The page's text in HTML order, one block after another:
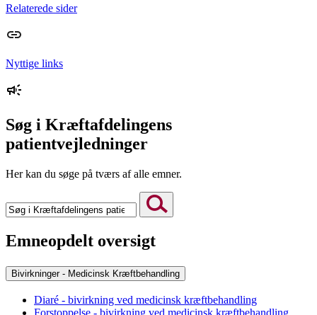
Relaterede sider
Nyttige links
Søg i Kræftafdelingens
patientvejledninger
Her kan du søge på tværs af alle emner.
Emneopdelt oversigt
Bivirkninger - Medicinsk Kræftbehandling
Diaré - bivirkning ved medicinsk kræftbehandling